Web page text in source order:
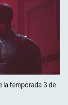
la temporada 3 de